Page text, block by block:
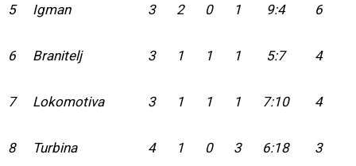
5 Igman 3 2 0 1 9:4 6
6 Branitelj 3 1 1 1 5:7 4
7 Lokomotiva 3 1 1 1 7:10 4
8 Turbina 4 1 0 3 6:18 3